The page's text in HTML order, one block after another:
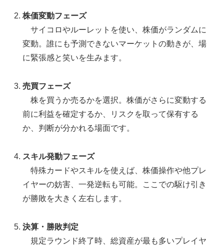
株価変動フェーズ
サイコロやルーレットを使い、株価がランダムに
変動。誰にも予測できないマーケットの動きが、場
に緊張感と笑いを生みます。
売買フェーズ
株を買うか売るかを選択。株価がさらに変動する
前に利益を確定するか、リスクを取って保有する
か、判断が分かれる場面です。
スキル発動フェーズ
特殊カードやスキルを使えば、株価操作や他プレ
イヤーの妨害、一発逆転も可能。ここでの駆け引き
が勝敗を大きく左右します。
決算・勝敗判定
規定ラウンド終了時、総資産が最も多いプレイヤ